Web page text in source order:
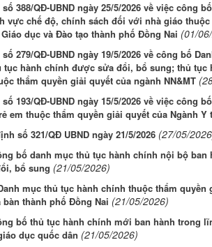
388/QĐ-UBND ngày 25/5/2026 về việc công
vực chế độ, chính sách đối với nhà giáo
dục và Đào tạo thành phố Đồng Nai (01/
279/QĐ-UBND ngày 19/5/2026 về công bố
hành chính được sửa đổi, bổ sung; thủ tục
thẩm quyền giải quyết của ngành NN&MT
193/QĐ-UBND ngày 15/5/2026 về việc công
em thuộc thẩm quyền giải quyết của Ngành Y
số 321/QĐ UBND ngày 21/5/2026 (27/05/
bố danh mục thủ tục hành chính nội bộ
bổ sung (21/05/2026)
mục thủ tục hành chính thuộc thẩm quyền
thành phố Đồng Nai (21/05/2026)
bố thủ tục hành chính mới ban hành trong
dục quốc dân (21/05/2026)